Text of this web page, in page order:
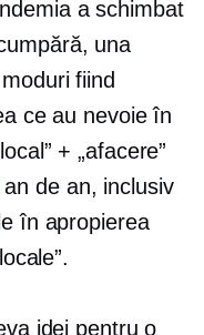
a schimbat
una
fiind
ce au nevoie în
+ „afacere”
an de an, inclusiv
în apropierea
idei pentru o